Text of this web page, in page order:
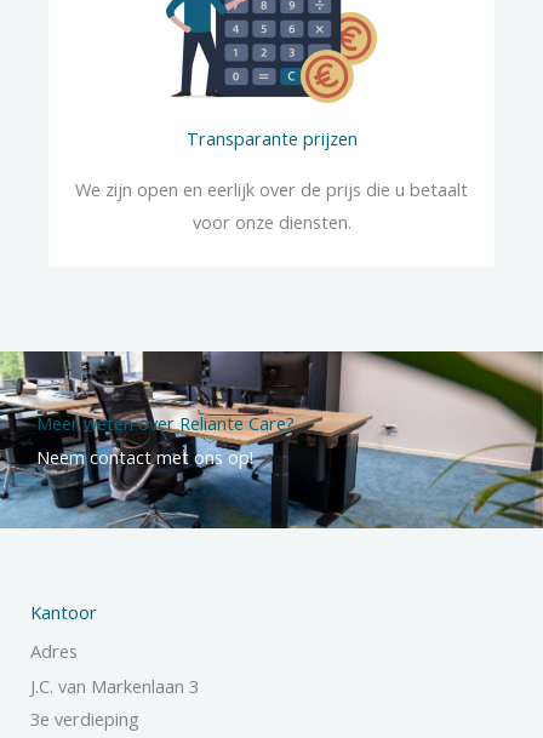
Transparante prijzen
We zijn open en eerlijk over de prijs die u betaalt
voor onze diensten.
Meer weten over Reliante Care?
Neem contact met ons op!
Kantoor
Adres
J.C. van Markenlaan 3
3e verdieping